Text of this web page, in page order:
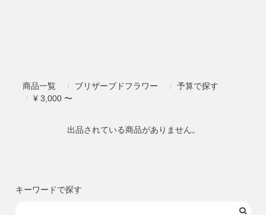
商品一覧 ブリザーブドフラワー
予算で探す
¥ 3,000 〜
出品されている商品がありません。
キーワードで探す